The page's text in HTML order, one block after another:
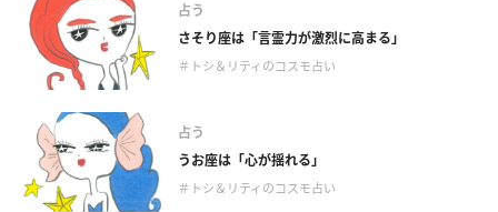
占う
さそり座は「言霊力が激烈に高まる」
＃トシ＆リティのコスモ占い
占う
うお座は「心が揺れる」
＃トシ＆リティのコスモ占い